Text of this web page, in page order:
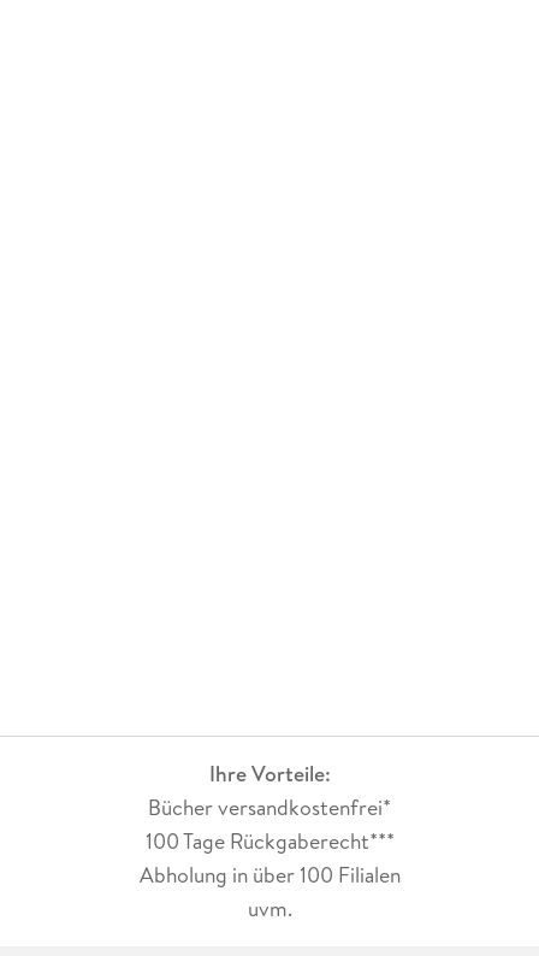
Ihre Vorteile:
Bücher versandkostenfrei*
100 Tage Rückgaberecht***
Abholung in über 100 Filialen
uvm.